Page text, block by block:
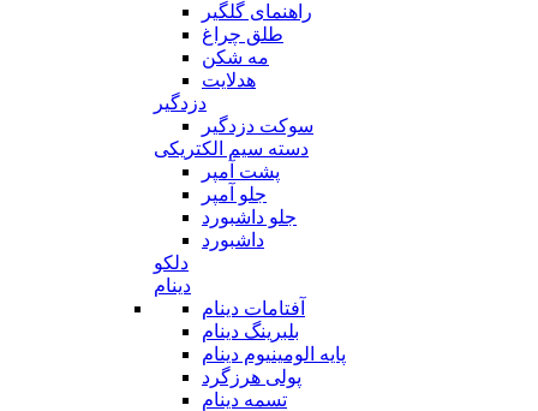
راهنمای گلگیر
طلق چراغ
مه شکن
هدلایت
دزدگیر
سوکت دزدگیر
دسته سیم الکتریکی
پشت آمپر
جلو آمپر
جلو داشبورد
داشبورد
دلکو
دینام
آفتامات دینام
بلبرینگ دینام
پایه الومینیوم دینام
پولی هرزگرد
تسمه دینام